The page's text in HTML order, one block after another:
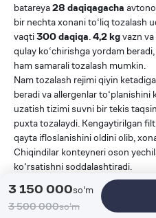
3 150 000so'm
3 500 000so'm
batareya28 daqiqagacha
bir nechta xonani to‘liq tozalash
vaqti300 daqiqa.4,2 kgvazn
qulay ko‘chirishga yordam
ham samarali tozalash mumkin.
Nam tozalash rejimi qiyin
beradi va allergenlar
uzatish tizimi suvni bir tekis
puxta tozalaydi. Kengaytirilgan
qayta ifloslanishini oldini olib,
Chiqindilar konteyneri oson
ko‘rsatishni soddalashtiradi.
Ixcham format tufayli qurilmani
qulay saqlash mumkin, joy
kvartiralar hamda keng